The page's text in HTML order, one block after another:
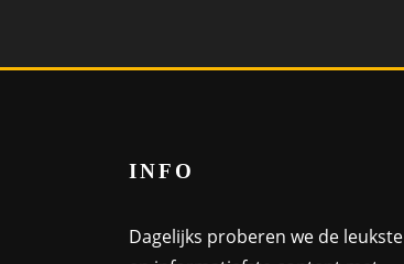
INFO
Dagelijks proberen we de leukste